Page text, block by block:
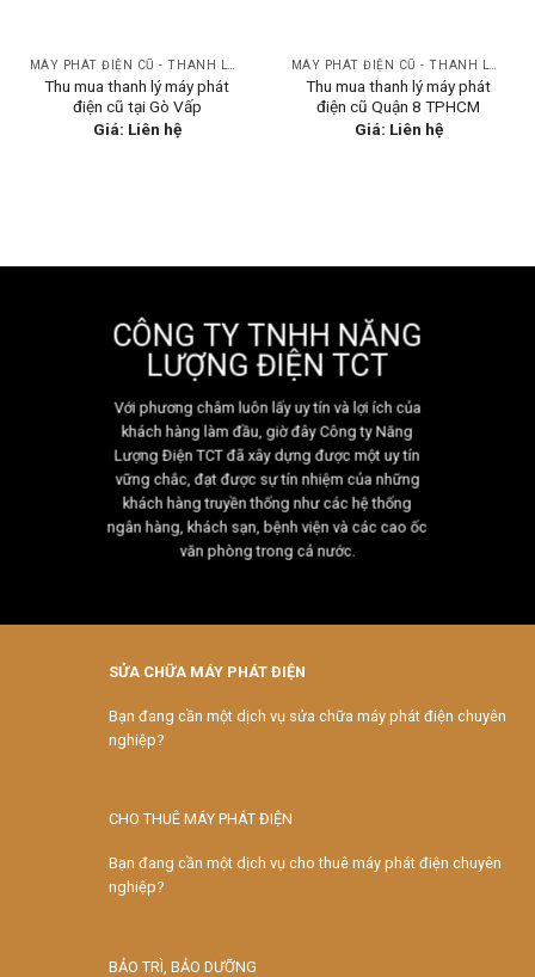
MÁY PHÁT ĐIỆN CŨ - THANH LÝ GIÁ TỐT
Thu mua thanh lý máy phát
điện cũ tại Gò Vấp
Giá: Liên hệ
MÁY PHÁT ĐIỆN CŨ - THANH LÝ GIÁ TỐT
Thu mua thanh lý máy phát
điện cũ Quận 8 TPHCM
Giá: Liên hệ
CÔNG TY TNHH NĂNG
LƯỢNG ĐIỆN TCT
Với phương châm luôn lấy uy tín và lợi ích của
khách hàng làm đầu, giờ đây Công ty Năng
Lượng Điện TCT đã xây dựng được một uy tín
vững chắc, đạt được sự tín nhiệm của những
khách hàng truyền thống như các hệ thống
ngân hàng, khách sạn, bệnh viện và các cao ốc
văn phòng trong cả nước.
SỬA CHỮA MÁY PHÁT ĐIỆN
Bạn đang cần một dịch vụ sửa chữa máy phát điện chuyên
nghiệp?
CHO THUÊ MÁY PHÁT ĐIỆN
Bạn đang cần một dịch vụ cho thuê máy phát điện chuyên
nghiệp?
BẢO TRÌ, BẢO DƯỠNG